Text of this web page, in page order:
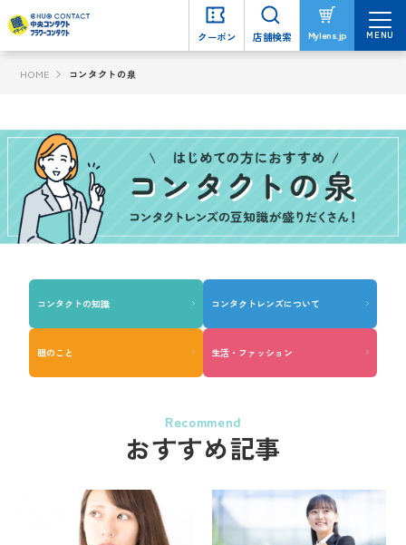
クーポン 店舗検索 Mylens.jp MENU
HOME コンタクトの泉
コンタクトの知識 コンタクトレンズについて
眼のこと 生活・ファッション
Recommend
おすすめ記事
クーポン 店舗検索 Mylens.jp MENU